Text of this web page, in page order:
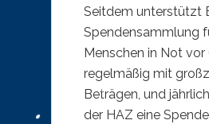
Seitdem unterstützt
Spendensammlung
Menschen in Not vor
regelmäßig mit
Beträgen, und
der HAZ eine